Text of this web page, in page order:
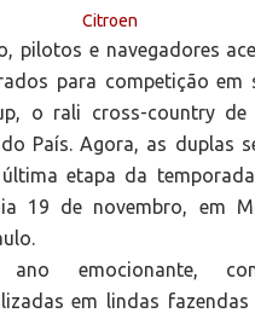
pilotos e navegadores
para competição em
o rali cross-country de
País. Agora, as duplas
etapa da
19 de novembro, em
ano emocionante,
em lindas